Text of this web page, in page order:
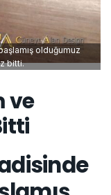
olduğumuz
bitti.
ve